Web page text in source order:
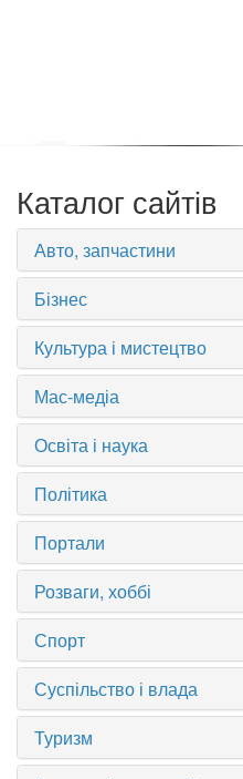
Каталог сайтів
Авто, запчастини
Бізнес
Культура і мистецтво
Мас-медіа
Освіта і наука
Політика
Портали
Розваги, хоббі
Спорт
Суспільство і влада
Туризм